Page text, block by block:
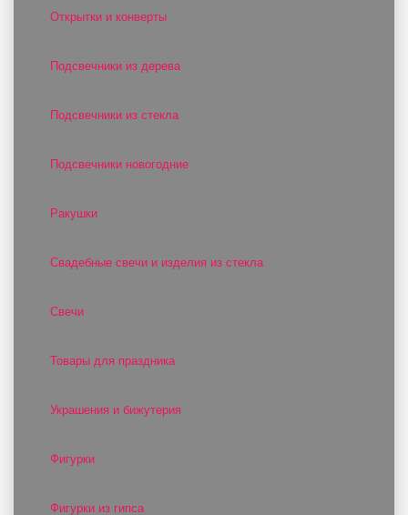
Открытки и конверты
Подсвечники из дерева
Подсвечники из стекла
Подсвечники новогодние
Ракушки
Свадебные свечи и изделия из стекла
Свечи
Товары для праздника
Украшения и бижутерия
Фигурки
Фигурки из гипса